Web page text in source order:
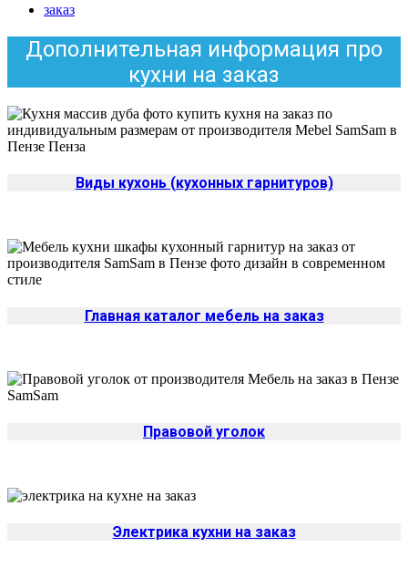
Дополнительная информация про
кухни на заказ
Виды кухонь (кухонных гарнитуров)
Главная каталог мебель на заказ
Правовой уголок
Электрика кухни на заказ